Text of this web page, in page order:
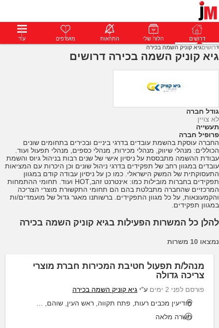
דרושים פרופילים הודעות פרימיום דרושים הלוח שלי התראות מועדפים עוד
דרושיםגיא קוניק השמה בכירה
גיא קוניק השמה בכירה דרושים
גודל חברה
לא צויין
תעשייה
פרופיל חברה
החברה עוסקת בהשמת עובדים בדרגי ביניים ובכירים בתחומים שונים
הכוללים: מנהלי שיווק, מנהלי מכירות, מנהלי כספים, מנהלי תפעול ועוד.
עבודת ההשמה מתבססת על ניסיון אישי של שנים רבות בניהול גיוס והשמת
עובדים במגוון רחב של תפקידים בדרגי ניהול שונים וכן היכרות עם המציאות
התעסוקתית של המשק הישראלי. כמו כן על ניסיון עבודה קודם במגוון
תפקידים בחברות מובילות כמו: אינטרנט זהב,HOT ועוד. תחומי ההתמחות
המרכזיים שהחברה מתבלטת בהם הם תחומי התקשורת מוצרי הצריכה
והקמעונאות, על כל מגוון התפקידים. ברשותנו מאגר גדול של מועמדים/ות
במגוון תפקידים.
להלן כל המשרות הפעילות בגיא קוניק השמה בכירה
נמצאו 10 משרות
מנהל/ת תפעול חטיבת המכירות חברת מוצרי
צריכה גדולה
פורסם לפני 2 ימים ע"י גיא קוניק השמה בכירה
מודיעין מכבים רעות, פתח תקווה, ראש העין, שוהם, תל אביב יפו
משרה מלאה